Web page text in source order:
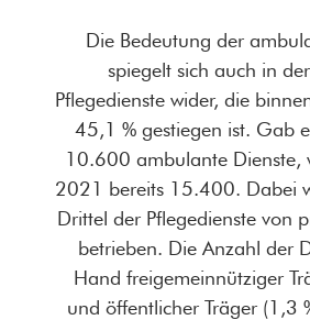
Die Bedeutung der
spiegelt sich auch in
Pflegedienste wider, die
45,1 % gestiegen ist. Gab
10.600 ambulante Dienste,
2021 bereits 15.400. Dabei
Drittel der Pflegedienste von
betrieben. Die Anzahl der
Hand freigemeinnütziger
und öffentlicher Träger (1,3